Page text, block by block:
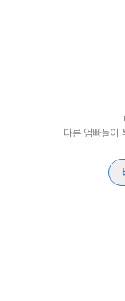
다른 엄빠들이